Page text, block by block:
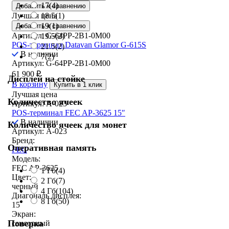
17(4)
18.5(1)
19(1)
19.5(2)
21.5(2)
7(2)
Дисплей на стойке
Количество ячеек
Количество ячеек для монет
Оперативная память
1 Гб(4)
2 Гб(7)
4 Гб(104)
8 Гб(50)
Поверка
Добавить к сравнению
Лучшая цена
Добавить к сравнению
Артикул: G-64PP-2B1-0M00
POS-терминал Datavan Glamor G-615S
В наличии
Артикул: G-64PP-2B1-0M00
61 900 ₽
В корзину
Купить в 1 клик
Лучшая цена
Артикул: A-023
POS-терминал FEC AP-3625 15″
В наличии
Артикул: A-023
Бренд:
FEC
Модель:
FEC AP-3625
Цвет:
черный
Диагональ дисплея:
15
Экран:
сенсорный